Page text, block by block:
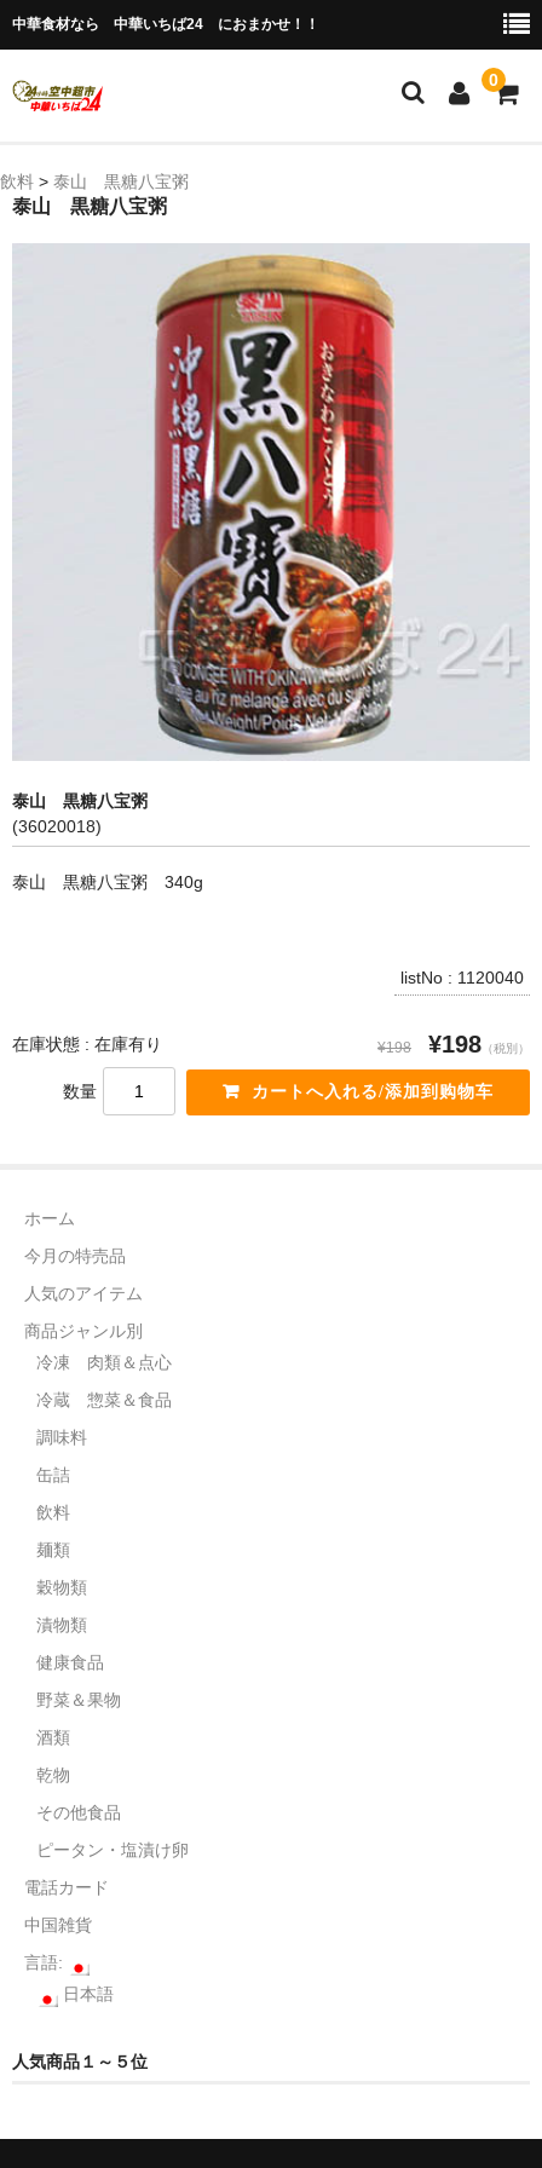
中華食材なら 中華いちば24 におまかせ！！
0
ホーム
冷凍 肉類＆点心
冷蔵 惣菜＆食品
野菜＆果物
酒類
ピータン・塩漬け卵
電話カード
日本語
飲料 > 泰山 黒糖八宝粥
泰山 黒糖八宝粥
泰山 黒糖八宝粥
(36020018)
泰山 黒糖八宝粥 340g
listNo : 1120040
在庫状態 : 在庫有り ¥198 ¥198 （税別）
数量
ホーム
今月の特売品
人気のアイテム
商品ジャンル別
冷凍 肉類＆点心
冷蔵 惣菜＆食品
調味料
缶詰
飲料
麺類
穀物類
漬物類
健康食品
野菜＆果物
酒類
乾物
その他食品
ピータン・塩漬け卵
電話カード
中国雑貨
言語:
日本語
人気商品１～５位